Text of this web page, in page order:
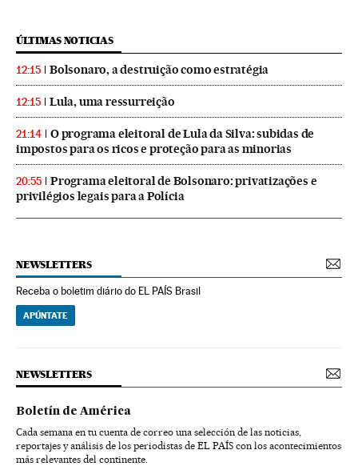
ÚLTIMAS NOTICIAS
12:15 Bolsonaro, a destruição como estratégia
12:15 Lula, uma ressurreição
21:14
O programa eleitoral de Lula da Silva: subidas de
impostos para os ricos e proteção para as minorias
20:55
Programa eleitoral de Bolsonaro: privatizações e
privilégios legais para a Polícia
NEWSLETTERS
Receba o boletim diário do EL PAÍS Brasil
APÚNTATE
NEWSLETTERS
Boletín de América
Cada semana en tu cuenta de correo una selección de las noticias,
reportajes y análisis de los periodistas de EL PAÍS con los acontecimientos
más relevantes del continente.